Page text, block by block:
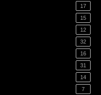
17
15
12
32
16
31
14
7